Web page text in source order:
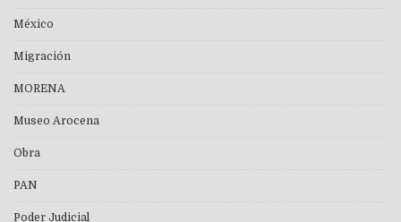
México
Migración
MORENA
Museo Arocena
Obra
PAN
Poder Judicial